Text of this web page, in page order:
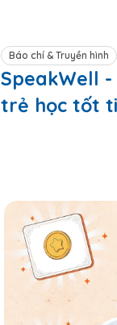
Báo chí & Truyền hình
SpeakWell
trẻ học tốt